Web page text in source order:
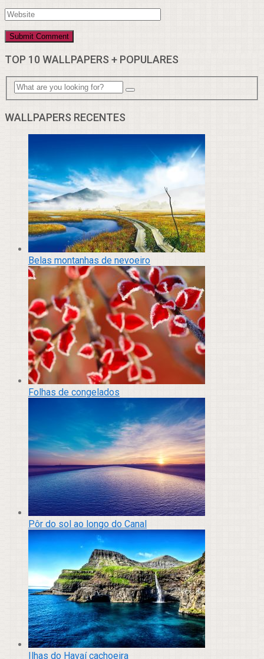
TOP 10 WALLPAPERS + POPULARES
WALLPAPERS RECENTES
Belas montanhas de nevoeiro
Folhas de congelados
Pôr do sol ao longo do Canal
Ilhas do Havaí cachoeira